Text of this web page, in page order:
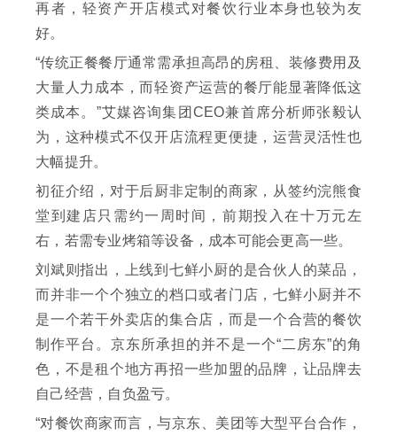
再者，轻资产开店模式对餐饮行业本身也较为友
好。
“传统正餐餐厅通常需承担高昂的房租、装修费用及
大量人力成本，而轻资产运营的餐厅能显著降低这
类成本。”艾媒咨询集团CEO兼首席分析师张毅认
为，这种模式不仅开店流程更便捷，运营灵活性也
大幅提升。
初征介绍，对于后厨非定制的商家，从签约浣熊食
堂到建店只需约一周时间，前期投入在十万元左
右，若需专业烤箱等设备，成本可能会更高一些。
刘斌则指出，上线到七鲜小厨的是合伙人的菜品，
而并非一个个独立的档口或者门店，七鲜小厨并不
是一个若干外卖店的集合店，而是一个合营的餐饮
制作平台。京东所承担的并不是一个“二房东”的角
色，不是租个地方再招一些加盟的品牌，让品牌去
自己经营，自负盈亏。
“对餐饮商家而言，与京东、美团等大型平台合作，